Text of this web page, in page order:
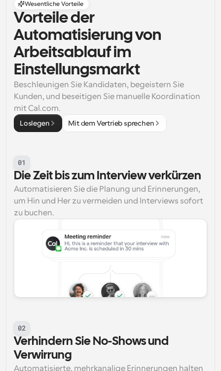
Wesentliche Vorteile
Vorteile der
Automatisierung von
Arbeitsablauf im
Einstellungsmarkt
Beschleunigen Sie Kandidaten, begeistern Sie
Kunden, und beseitigen Sie manuelle Koordination
mit Cal.com.
Loslegen Mit dem Vertrieb sprechen
01
Die Zeit bis zum Interview verkürzen
Automatisieren Sie die Planung und Erinnerungen,
um Hin und Her zu vermeiden und Interviews sofort
zu buchen.
02
Verhindern Sie No-Shows und
Verwirrung
Automatisierte, mehrkanalige Erinnerungen halten